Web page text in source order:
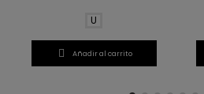
U
 Añadir al carrito